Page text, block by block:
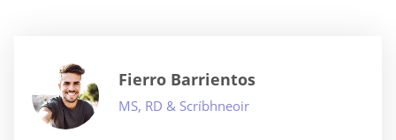
Fierro Barrientos
MS, RD & Scríbhneoir